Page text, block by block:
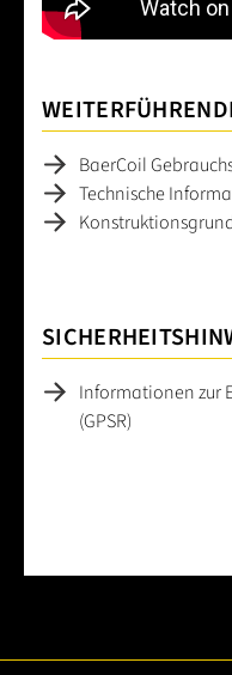
BaerCoil
Technische
Informationen zur
(GPSR)